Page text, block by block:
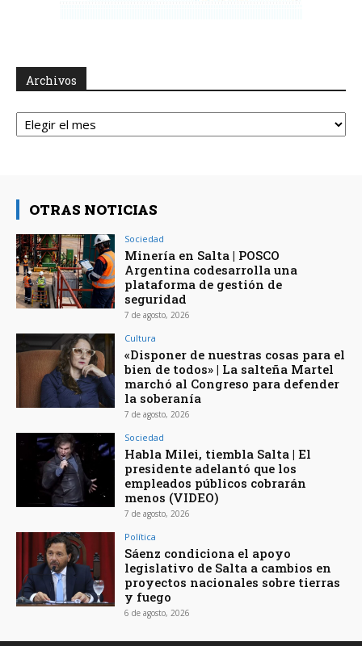
Archivos
Archivos
OTRAS NOTICIAS
Sociedad
Minería en Salta | POSCO
Argentina codesarrolla una
plataforma de gestión de
seguridad
7 de agosto, 2026
Cultura
«Disponer de nuestras cosas para el
bien de todos» | La salteña Martel
marchó al Congreso para defender
la soberanía
7 de agosto, 2026
Sociedad
Habla Milei, tiembla Salta | El
presidente adelantó que los
empleados públicos cobrarán
menos (VIDEO)
7 de agosto, 2026
Política
Sáenz condiciona el apoyo
legislativo de Salta a cambios en
proyectos nacionales sobre tierras
y fuego
6 de agosto, 2026